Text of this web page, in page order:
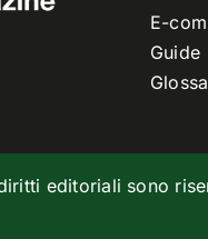
E-
Guide
editoriali sono